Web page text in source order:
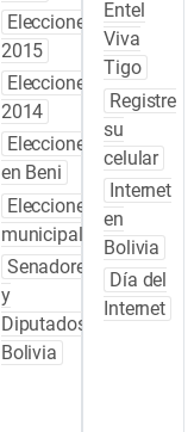
Elecciones
2015
Elecciones
2014
Elecciones
en Beni
Elecciones
municipales
Senadores
y
Diputados
Bolivia
Entel
Viva
Tigo
Registre
su
celular
Internet
en
Bolivia
Día del
Internet